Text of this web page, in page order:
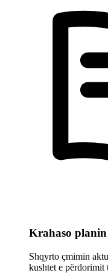
Krahaso planin
Shqyrto çmimin
kushtet e përdorimit